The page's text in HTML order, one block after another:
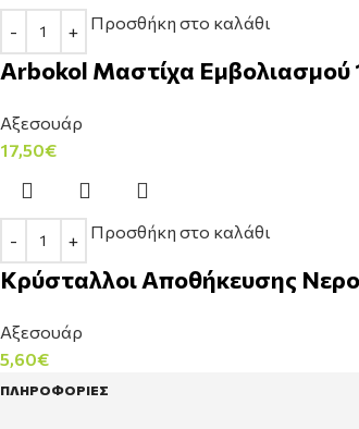
Προσθήκη στο καλάθι
Arbokol Μαστίχα Εμβολιασμού
Αξεσουάρ
17,50€
Προσθήκη στο καλάθι
Κρύσταλλοι Αποθήκευσης
Αξεσουάρ
5,60€
ΠΛΗΡΟΦΟΡΙΕΣ